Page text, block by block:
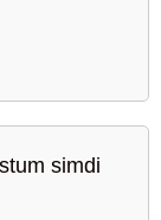
simdi